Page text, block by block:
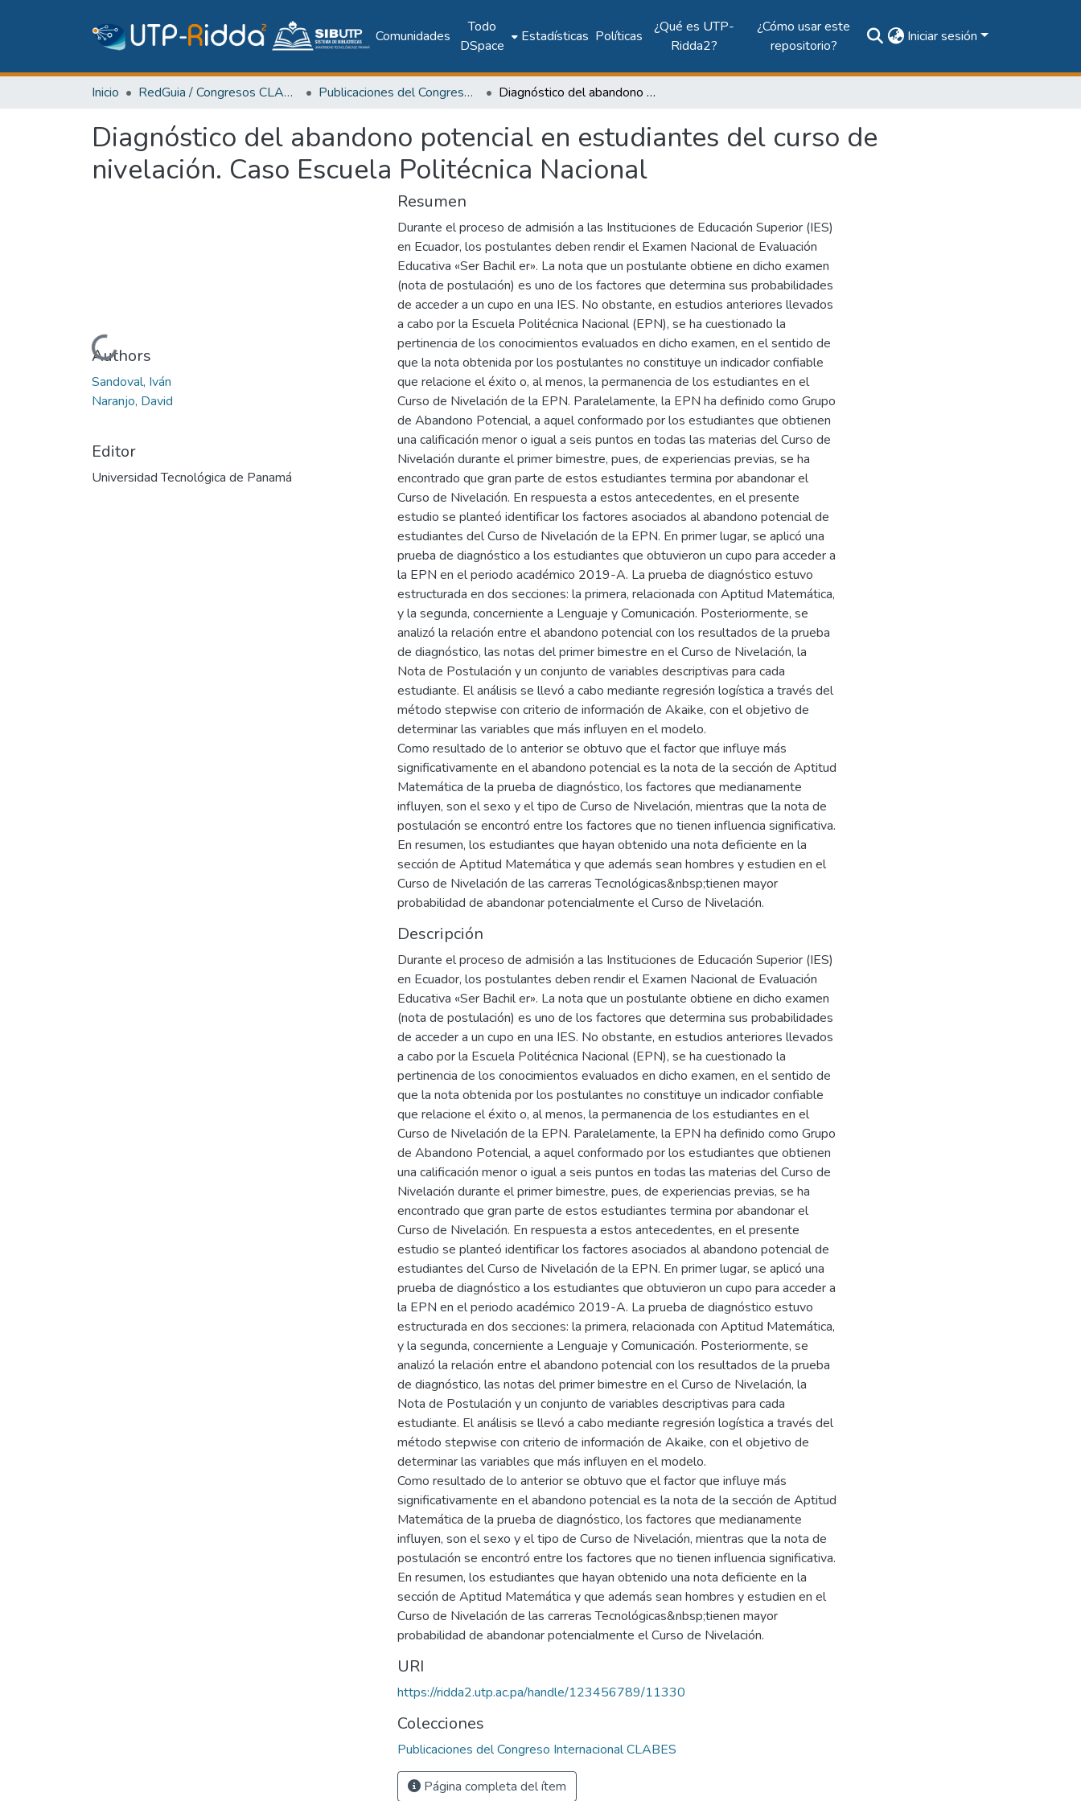
Comunidades
Todo
DSpace
Estadísticas Políticas
¿Qué es UTP-
Ridda2?
¿Cómo usar este
repositorio?
Iniciar sesión
Inicio RedGuia / Congresos CLABES Publicaciones del Congreso Internacional CLABES Diagnóstico del abandono potencial en estudiantes del curso de nivelación. Caso Escuela Politécnica Nacional
Diagnóstico del abandono potencial en estudiantes del curso de
nivelación. Caso Escuela Politécnica Nacional
Cargando...Authors
Sandoval, Iván
Naranjo, David
Editor
Universidad Tecnológica de Panamá
Resumen
Durante el proceso de admisión a las Instituciones de Educación Superior (IES)
en Ecuador, los postulantes deben rendir el Examen Nacional de Evaluación
Educativa «Ser Bachil er». La nota que un postulante obtiene en dicho examen
(nota de postulación) es uno de los factores que determina sus probabilidades
de acceder a un cupo en una IES. No obstante, en estudios anteriores llevados
a cabo por la Escuela Politécnica Nacional (EPN), se ha cuestionado la
pertinencia de los conocimientos evaluados en dicho examen, en el sentido de
que la nota obtenida por los postulantes no constituye un indicador confiable
que relacione el éxito o, al menos, la permanencia de los estudiantes en el
Curso de Nivelación de la EPN. Paralelamente, la EPN ha definido como Grupo
de Abandono Potencial, a aquel conformado por los estudiantes que obtienen
una calificación menor o igual a seis puntos en todas las materias del Curso de
Nivelación durante el primer bimestre, pues, de experiencias previas, se ha
encontrado que gran parte de estos estudiantes termina por abandonar el
Curso de Nivelación. En respuesta a estos antecedentes, en el presente
estudio se planteó identificar los factores asociados al abandono potencial de
estudiantes del Curso de Nivelación de la EPN. En primer lugar, se aplicó una
prueba de diagnóstico a los estudiantes que obtuvieron un cupo para acceder a
la EPN en el periodo académico 2019-A. La prueba de diagnóstico estuvo
estructurada en dos secciones: la primera, relacionada con Aptitud Matemática,
y la segunda, concerniente a Lenguaje y Comunicación. Posteriormente, se
analizó la relación entre el abandono potencial con los resultados de la prueba
de diagnóstico, las notas del primer bimestre en el Curso de Nivelación, la
Nota de Postulación y un conjunto de variables descriptivas para cada
estudiante. El análisis se llevó a cabo mediante regresión logística a través del
método stepwise con criterio de información de Akaike, con el objetivo de
determinar las variables que más influyen en el modelo.
Como resultado de lo anterior se obtuvo que el factor que influye más
significativamente en el abandono potencial es la nota de la sección de Aptitud
Matemática de la prueba de diagnóstico, los factores que medianamente
influyen, son el sexo y el tipo de Curso de Nivelación, mientras que la nota de
postulación se encontró entre los factores que no tienen influencia significativa.
En resumen, los estudiantes que hayan obtenido una nota deficiente en la
sección de Aptitud Matemática y que además sean hombres y estudien en el
Curso de Nivelación de las carreras Tecnológicas&nbsp;tienen mayor
probabilidad de abandonar potencialmente el Curso de Nivelación.
Descripción
Durante el proceso de admisión a las Instituciones de Educación Superior (IES)
en Ecuador, los postulantes deben rendir el Examen Nacional de Evaluación
Educativa «Ser Bachil er». La nota que un postulante obtiene en dicho examen
(nota de postulación) es uno de los factores que determina sus probabilidades
de acceder a un cupo en una IES. No obstante, en estudios anteriores llevados
a cabo por la Escuela Politécnica Nacional (EPN), se ha cuestionado la
pertinencia de los conocimientos evaluados en dicho examen, en el sentido de
que la nota obtenida por los postulantes no constituye un indicador confiable
que relacione el éxito o, al menos, la permanencia de los estudiantes en el
Curso de Nivelación de la EPN. Paralelamente, la EPN ha definido como Grupo
de Abandono Potencial, a aquel conformado por los estudiantes que obtienen
una calificación menor o igual a seis puntos en todas las materias del Curso de
Nivelación durante el primer bimestre, pues, de experiencias previas, se ha
encontrado que gran parte de estos estudiantes termina por abandonar el
Curso de Nivelación. En respuesta a estos antecedentes, en el presente
estudio se planteó identificar los factores asociados al abandono potencial de
estudiantes del Curso de Nivelación de la EPN. En primer lugar, se aplicó una
prueba de diagnóstico a los estudiantes que obtuvieron un cupo para acceder a
la EPN en el periodo académico 2019-A. La prueba de diagnóstico estuvo
estructurada en dos secciones: la primera, relacionada con Aptitud Matemática,
y la segunda, concerniente a Lenguaje y Comunicación. Posteriormente, se
analizó la relación entre el abandono potencial con los resultados de la prueba
de diagnóstico, las notas del primer bimestre en el Curso de Nivelación, la
Nota de Postulación y un conjunto de variables descriptivas para cada
estudiante. El análisis se llevó a cabo mediante regresión logística a través del
método stepwise con criterio de información de Akaike, con el objetivo de
determinar las variables que más influyen en el modelo.
Como resultado de lo anterior se obtuvo que el factor que influye más
significativamente en el abandono potencial es la nota de la sección de Aptitud
Matemática de la prueba de diagnóstico, los factores que medianamente
influyen, son el sexo y el tipo de Curso de Nivelación, mientras que la nota de
postulación se encontró entre los factores que no tienen influencia significativa.
En resumen, los estudiantes que hayan obtenido una nota deficiente en la
sección de Aptitud Matemática y que además sean hombres y estudien en el
Curso de Nivelación de las carreras Tecnológicas&nbsp;tienen mayor
probabilidad de abandonar potencialmente el Curso de Nivelación.
URI
https://ridda2.utp.ac.pa/handle/123456789/11330
Colecciones
Publicaciones del Congreso Internacional CLABES
Página completa del ítem